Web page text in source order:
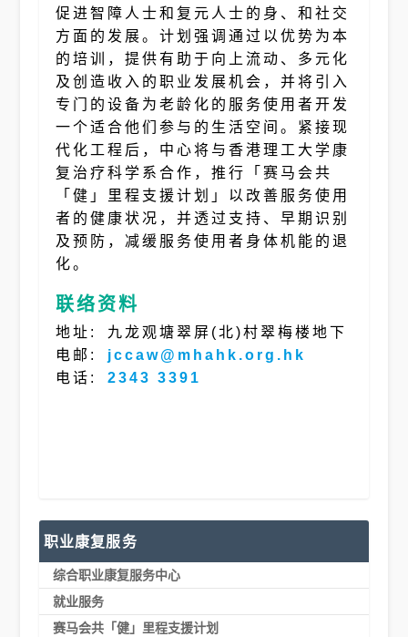
促进智障人士和复元人士的身、和社交
方面的发展。计划强调通过以优势为本
的培训，提供有助于向上流动、多元化
及创造收入的职业发展机会，并将引入
专门的设备为老龄化的服务使用者开发
一个适合他们参与的生活空间。紧接现
代化工程后，中心将与香港理工大学康
复治疗科学系合作，推行「赛马会共
「健」里程支援计划」以改善服务使用
者的健康状况，并透过支持、早期识别
及预防，减缓服务使用者身体机能的退
化。
联络资料
地址:
九龙观塘翠屏(北)村翠梅楼地下
电邮:
jccaw@mhahk.org.hk
电话:
2343 3391
职业康复服务
综合职业康复服务中心
就业服务
赛马会共「健」里程支援计划